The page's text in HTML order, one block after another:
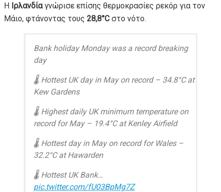
Η Ιρλανδίαγνώρισε επίσης θερμοκρασίες ρεκόρ για τον
Μάιο, φτάνοντας τους 28,8°C στο νότο.
Bank holiday Monday was a record breaking
day
🌡️ Hottest UK day in May on record – 34.8°C at
Kew Gardens
🌡️ Highest daily UK minimum temperature on
record for May – 19.4°C at Kenley Airfield
🌡️ Hottest day in May on record for Wales –
32.2°C at Hawarden
🌡️ Hottest UK Bank…
pic.twitter.com/fU03BpMg7Z